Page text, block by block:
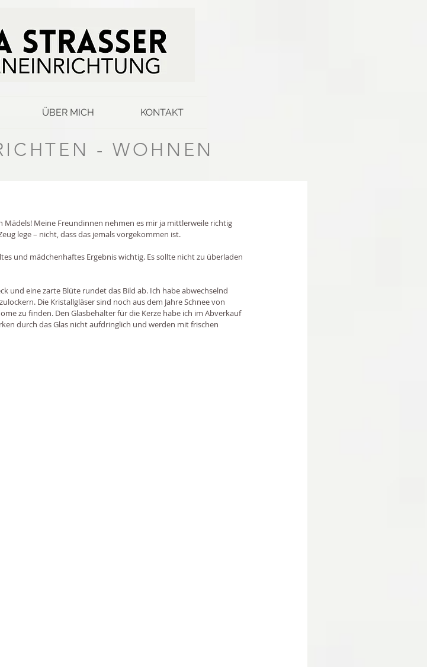
ÜBER MICH KONTAKT
- WOHNEN
Mädels! Meine Freundinnen nehmen es mir ja mittlerweile richtig
lege – nicht, dass das jemals vorgekommen ist.
und mädchenhaftes Ergebnis wichtig. Es sollte nicht zu überladen
und eine zarte Blüte rundet das Bild ab. Ich habe abwechselnd
Die Kristallgläser sind noch aus dem Jahre Schnee von
zu finden. Den Glasbehälter für die Kerze habe ich im Abverkauf
durch das Glas nicht aufdringlich und werden mit frischen